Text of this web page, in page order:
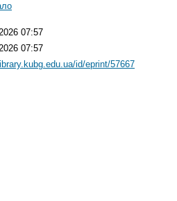
07:57
07:57
id/eprint/57667